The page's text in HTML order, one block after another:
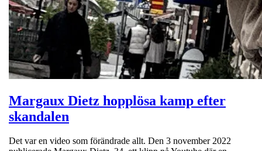
Margaux Dietz hopplösa kamp efter
skandalen
Det var en video som förändrade allt. Den 3 november 2022